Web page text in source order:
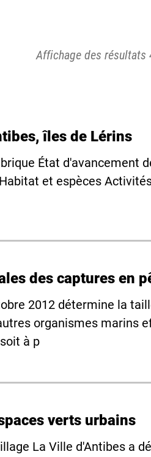
Affichage des
îles de Lérins
État d'avancement
et espèces
des captures en
2012 détermine la
organismes marins
à p
verts urbains
La Ville d'Antibes a